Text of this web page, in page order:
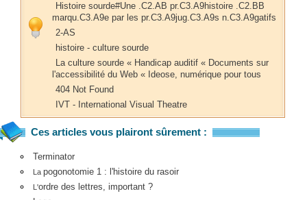
Histoire sourde#Une .C2.AB pr.C3.A9histoire .C2.BB
marqu.C3.A9e par les pr.C3.A9jug.C3.A9s n.C3.A9gatifs
2-AS
histoire - culture sourde
La culture sourde « Handicap auditif « Documents sur
l'accessibilité du Web « Ideose, numérique pour tous
404 Not Found
IVT - International Visual Theatre
Ces articles vous plairont sûrement :
Terminator
La pogonotomie 1 : l'histoire du rasoir
L'ordre des lettres, important ?